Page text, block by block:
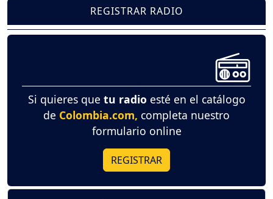
REGISTRAR RADIO
Si quieres que tu radio esté en el catálogo
de Colombia.com, completa nuestro
formulario online
REGISTRAR